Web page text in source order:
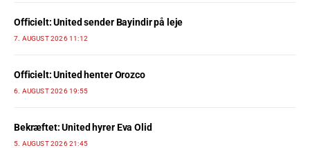
Officielt: United sender Bayindir på leje
7. AUGUST 2026 11:12
Officielt: United henter Orozco
6. AUGUST 2026 19:55
Bekræftet: United hyrer Eva Olid
5. AUGUST 2026 21:45